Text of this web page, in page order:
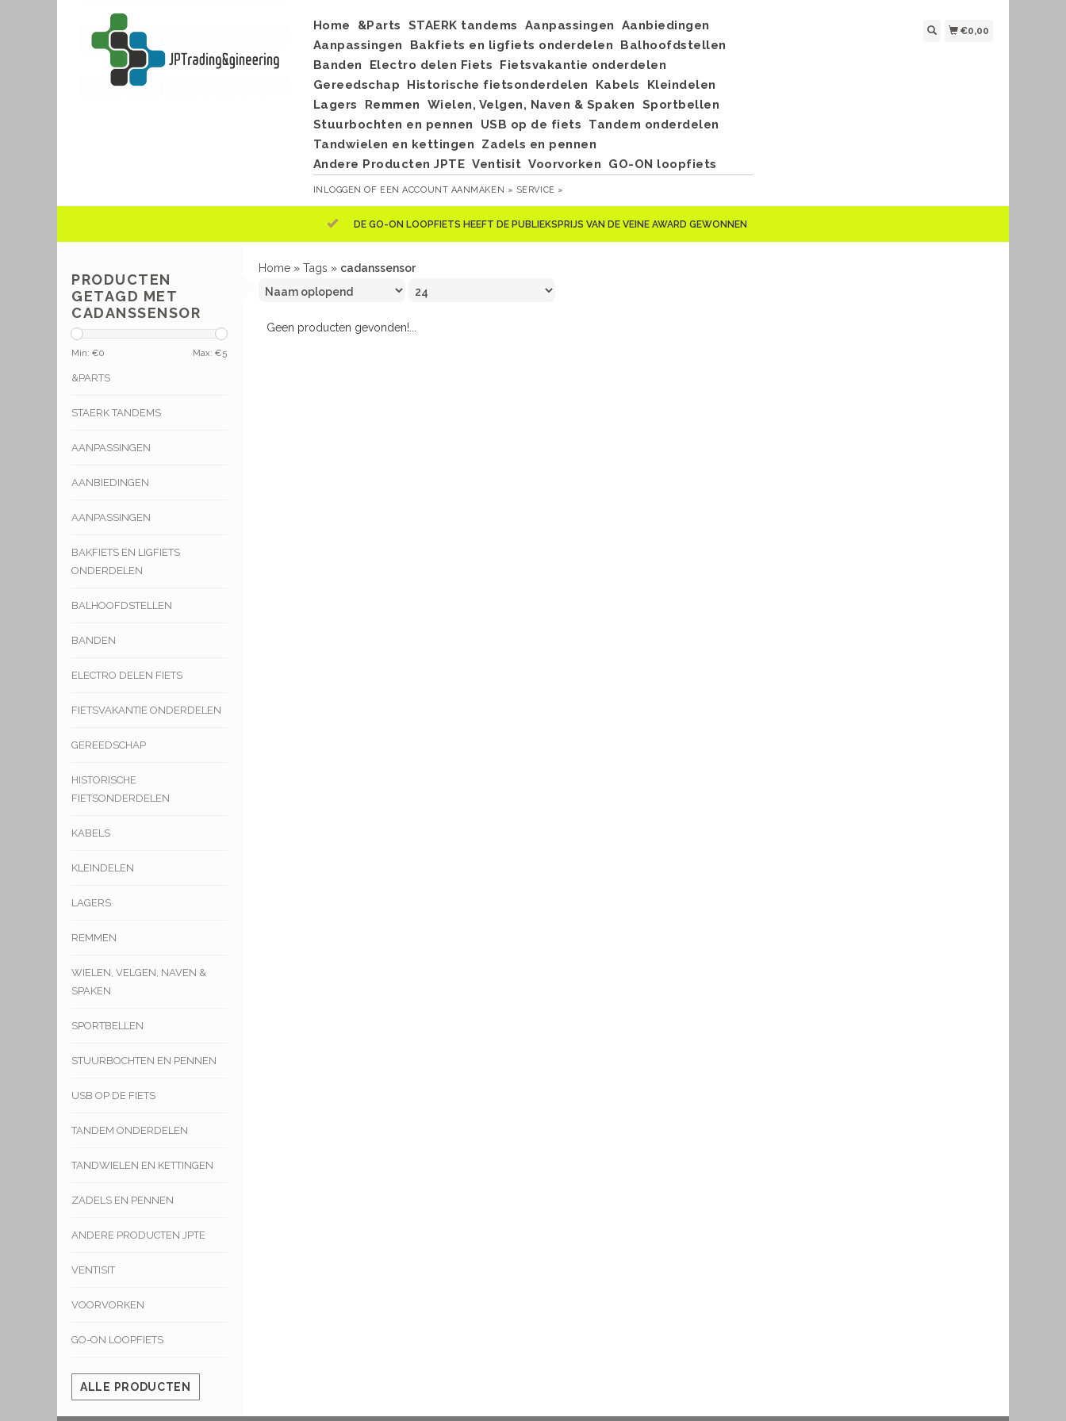
Home &Parts STAERK tandems Aanpassingen
Aanbiedingen
Aanpassingen
Bakfiets en ligfiets onderdelen
Balhoofdstellen
Banden
Electro delen Fiets
Fietsvakantie onderdelen
Gereedschap
Historische fietsonderdelen Kabels
Kleindelen
Lagers
Remmen Wielen, Velgen, Naven & Spaken
Sportbellen
Stuurbochten en pennen
USB op de fiets
Tandem onderdelen
Tandwielen en kettingen
Zadels en pennen
Andere Producten JPTE Ventisit Voorvorken GO-ON loopfiets
INLOGGEN OF EEN ACCOUNT AANMAKEN » SERVICE »
€0,00
DE GO-ON LOOPFIETS HEEFT DE PUBLIEKSPRIJS VAN DE VEINE AWARD GEWONNEN
PRODUCTEN
GETAGD MET
CADANSSENSOR
Min: €0 Max: €5
&PARTS
STAERK TANDEMS
AANPASSINGEN
AANBIEDINGEN
AANPASSINGEN
BAKFIETS EN LIGFIETS
ONDERDELEN
BALHOOFDSTELLEN
BANDEN
ELECTRO DELEN FIETS
FIETSVAKANTIE ONDERDELEN
GEREEDSCHAP
HISTORISCHE
FIETSONDERDELEN
KABELS
KLEINDELEN
LAGERS
REMMEN
WIELEN, VELGEN, NAVEN &
SPAKEN
SPORTBELLEN
STUURBOCHTEN EN PENNEN
USB OP DE FIETS
TANDEM ONDERDELEN
TANDWIELEN EN KETTINGEN
ZADELS EN PENNEN
ANDERE PRODUCTEN JPTE
VENTISIT
VOORVORKEN
GO-ON LOOPFIETS
ALLE PRODUCTEN
Home » Tags » cadanssensor
Geen producten gevonden!...